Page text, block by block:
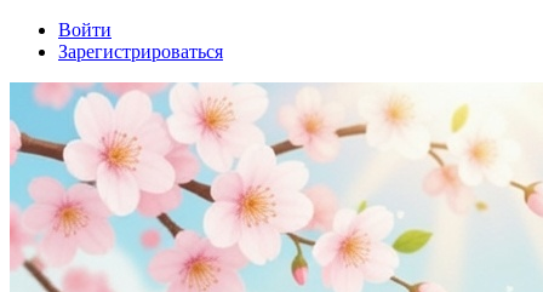
Войти
Зарегистрироваться